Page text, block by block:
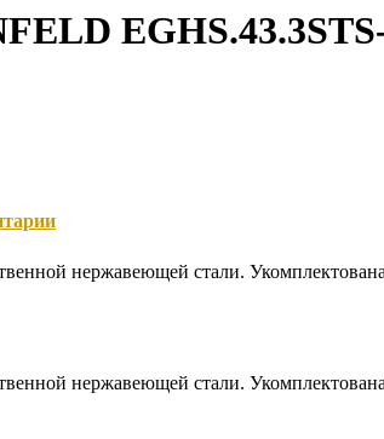
нержавеющей стали.
нержавеющей стали.